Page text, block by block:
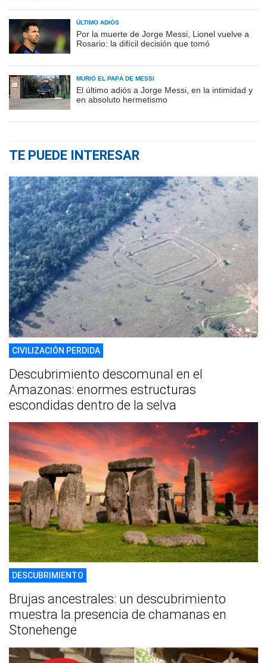
ÚLTIMO ADIÓS
Por la muerte de Jorge Messi, Lionel vuelve a
Rosario: la difícil decisión que tomó
MURIÓ EL PAPÁ DE MESSI
El último adiós a Jorge Messi, en la intimidad y
en absoluto hermetismo
TE PUEDE INTERESAR
CIVILIZACIÓN PERDIDA
Descubrimiento descomunal en el
Amazonas: enormes estructuras
escondidas dentro de la selva
DESCUBRIMIENTO
Brujas ancestrales: un descubrimiento
muestra la presencia de chamanas en
Stonehenge